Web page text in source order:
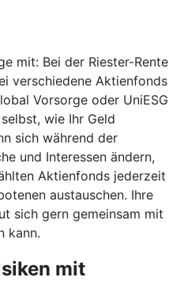
mit: Bei der Riester-Rente
verschiedene Aktienfonds
Vorsorge oder UniESG
wie Ihr Geld
sich während der
und Interessen ändern,
Aktienfonds jederzeit
austauschen. Ihre
sich gern gemeinsam mit
kann.
mit